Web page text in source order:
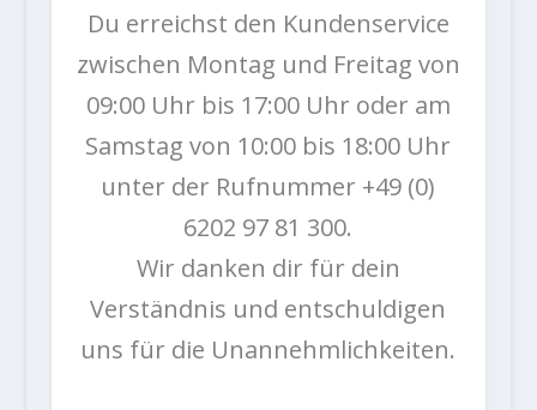
Du erreichst den Kundenservice
zwischen Montag und Freitag von
09:00 Uhr bis 17:00 Uhr oder am
Samstag von 10:00 bis 18:00 Uhr
unter der Rufnummer +49 (0)
6202 97 81 300.
Wir danken dir für dein
Verständnis und entschuldigen
uns für die Unannehmlichkeiten.